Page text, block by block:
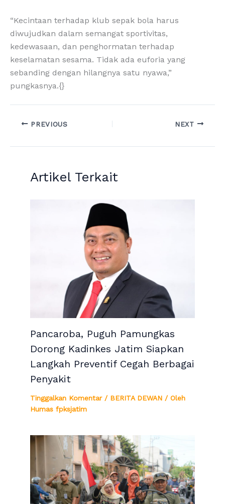
“Kecintaan terhadap klub sepak bola harus
diwujudkan dalam semangat sportivitas,
kedewasaan, dan penghormatan terhadap
keselamatan sesama. Tidak ada euforia yang
sebanding dengan hilangnya satu nyawa,”
pungkasnya.{}
PREVIOUS NEXT
Artikel Terkait
Pancaroba, Puguh Pamungkas
Dorong Kadinkes Jatim Siapkan
Langkah Preventif Cegah Berbagai
Penyakit
Tinggalkan Komentar / BERITA DEWAN / Oleh
Humas fpksjatim